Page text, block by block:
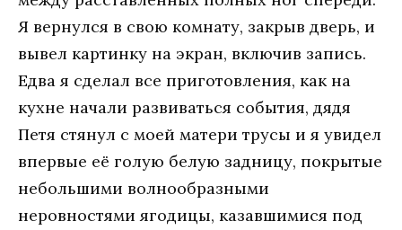
Я вернулся в свою комнату, закрыв дверь, и
вывел картинку на экран, включив запись.
Едва я сделал все приготовления, как на
кухне начали развиваться события, дядя
Петя стянул с моей матери трусы и я увидел
впервые её голую белую задницу, покрытые
небольшими волнообразными
неровностями ягодицы, казавшимися под